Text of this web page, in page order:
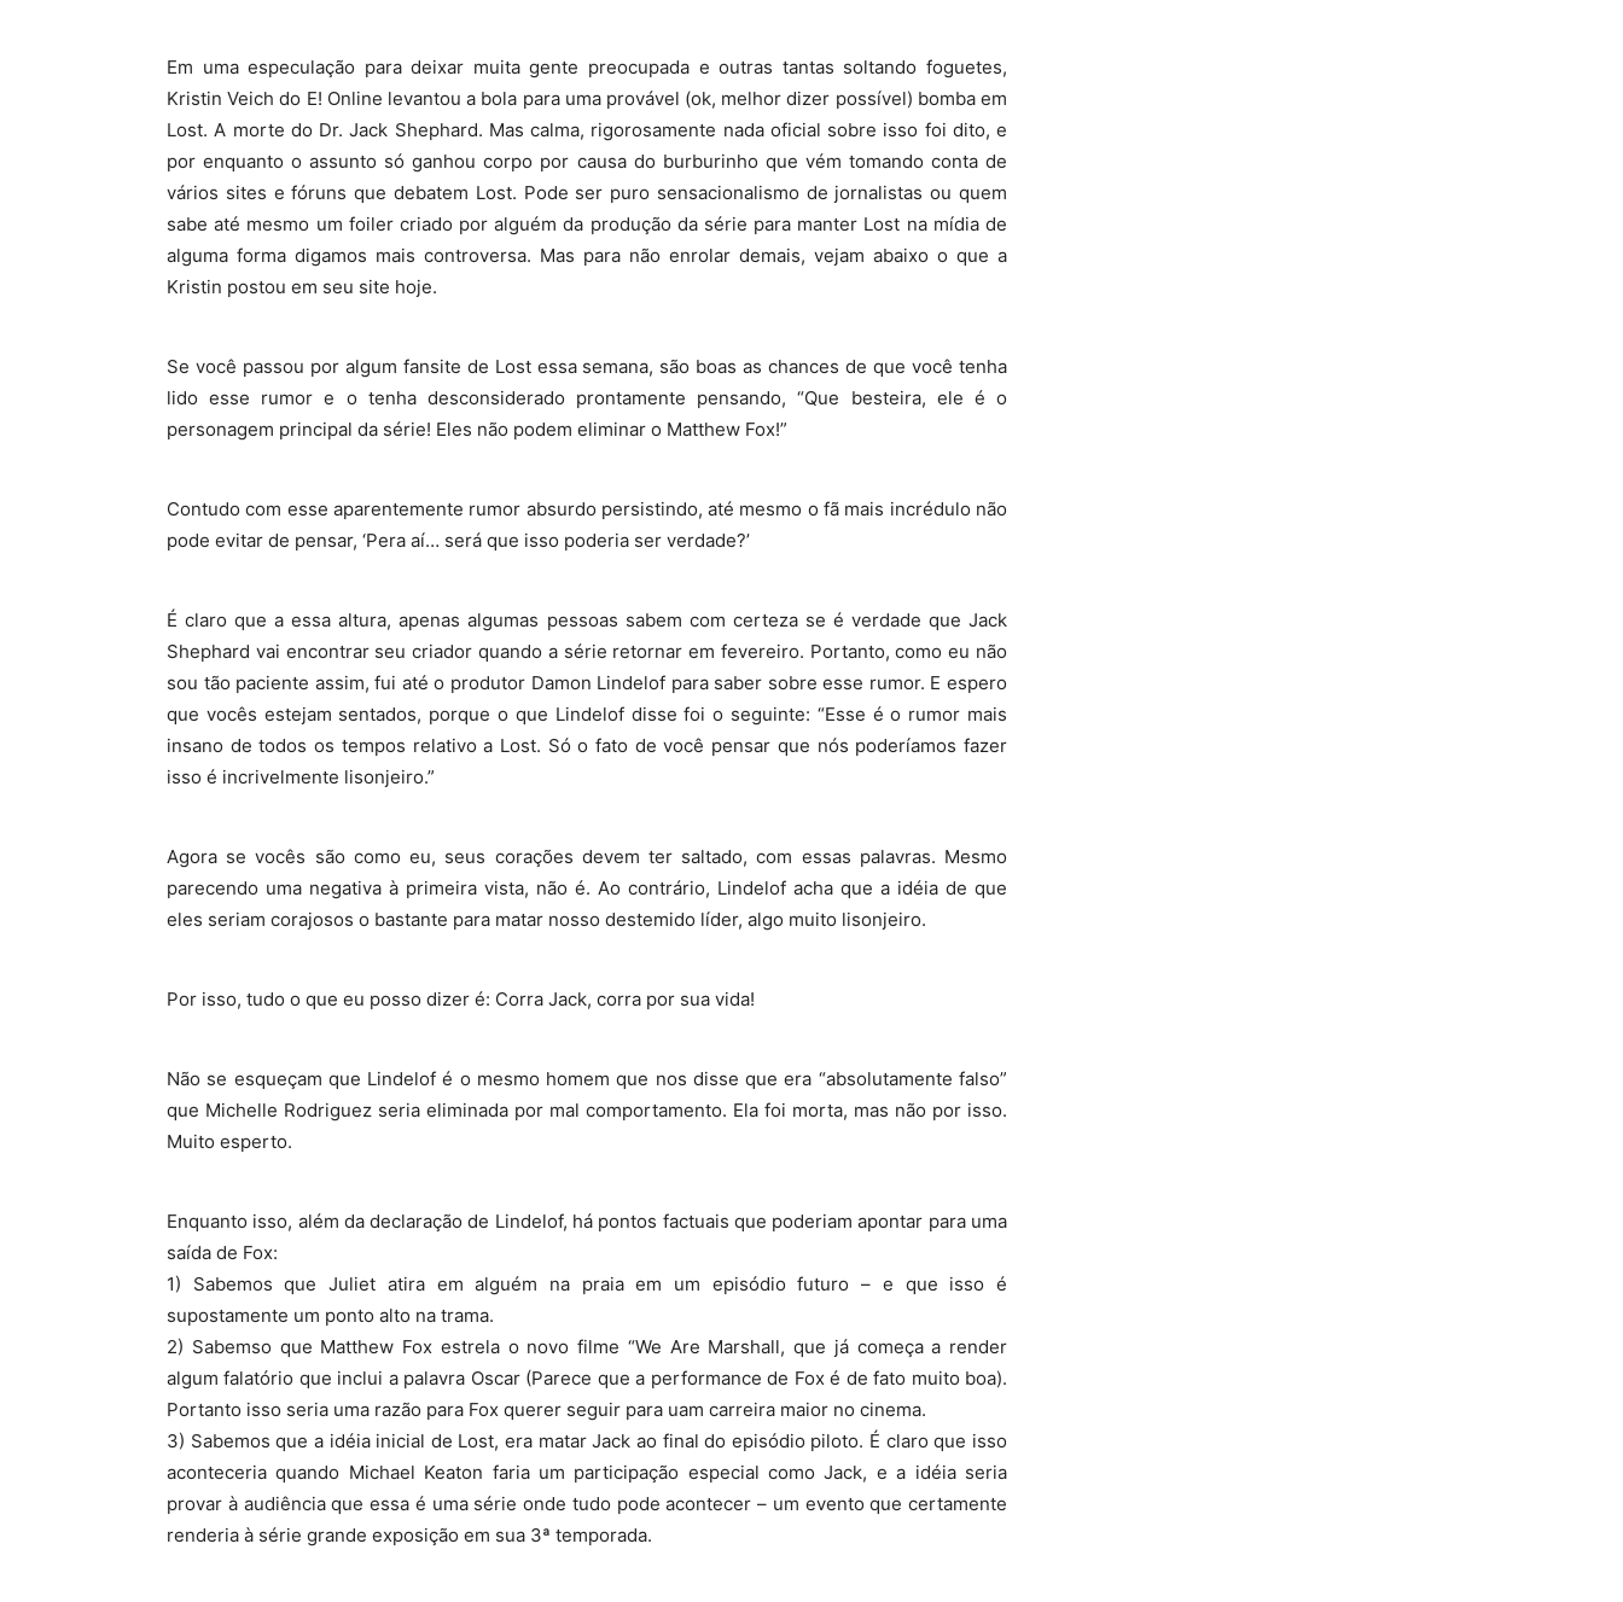
Em uma especulação para deixar muita gente preocupada e outras tantas soltando foguetes,
Kristin Veich do E! Online levantou a bola para uma provável (ok, melhor dizer possível) bomba em
Lost. A morte do Dr. Jack Shephard. Mas calma, rigorosamente nada oficial sobre isso foi dito, e
por enquanto o assunto só ganhou corpo por causa do burburinho que vém tomando conta de
vários sites e fóruns que debatem Lost. Pode ser puro sensacionalismo de jornalistas ou quem
sabe até mesmo um foiler criado por alguém da produção da série para manter Lost na mídia de
alguma forma digamos mais controversa. Mas para não enrolar demais, vejam abaixo o que a
Kristin postou em seu site hoje.
Se você passou por algum fansite de Lost essa semana, são boas as chances de que você tenha
lido esse rumor e o tenha desconsiderado prontamente pensando, “Que besteira, ele é o
personagem principal da série! Eles não podem eliminar o Matthew Fox!”
Contudo com esse aparentemente rumor absurdo persistindo, até mesmo o fã mais incrédulo não
pode evitar de pensar, ‘Pera aí… será que isso poderia ser verdade?’
É claro que a essa altura, apenas algumas pessoas sabem com certeza se é verdade que Jack
Shephard vai encontrar seu criador quando a série retornar em fevereiro. Portanto, como eu não
sou tão paciente assim, fui até o produtor Damon Lindelof para saber sobre esse rumor. E espero
que vocês estejam sentados, porque o que Lindelof disse foi o seguinte: “Esse é o rumor mais
insano de todos os tempos relativo a Lost. Só o fato de você pensar que nós poderíamos fazer
isso é incrivelmente lisonjeiro.”
Agora se vocês são como eu, seus corações devem ter saltado, com essas palavras. Mesmo
parecendo uma negativa à primeira vista, não é. Ao contrário, Lindelof acha que a idéia de que
eles seriam corajosos o bastante para matar nosso destemido líder, algo muito lisonjeiro.
Por isso, tudo o que eu posso dizer é: Corra Jack, corra por sua vida!
Não se esqueçam que Lindelof é o mesmo homem que nos disse que era “absolutamente falso”
que Michelle Rodriguez seria eliminada por mal comportamento. Ela foi morta, mas não por isso.
Muito esperto.
Enquanto isso, além da declaração de Lindelof, há pontos factuais que poderiam apontar para uma
saída de Fox:
1) Sabemos que Juliet atira em alguém na praia em um episódio futuro – e que isso é
supostamente um ponto alto na trama.
2) Sabemso que Matthew Fox estrela o novo filme “We Are Marshall, que já começa a render
algum falatório que inclui a palavra Oscar (Parece que a performance de Fox é de fato muito boa).
Portanto isso seria uma razão para Fox querer seguir para uam carreira maior no cinema.
3) Sabemos que a idéia inicial de Lost, era matar Jack ao final do episódio piloto. É claro que isso
aconteceria quando Michael Keaton faria um participação especial como Jack, e a idéia seria
provar à audiência que essa é uma série onde tudo pode acontecer – um evento que certamente
renderia à série grande exposição em sua 3ª temporada.